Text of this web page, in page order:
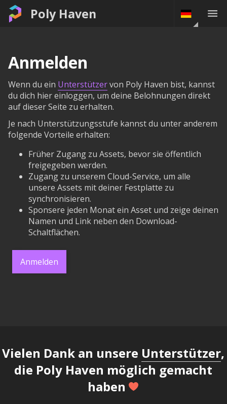
Poly Haven
Anmelden
Wenn du ein Unterstützervon Poly Haven bist, kannst
du dich hier einloggen, um deine Belohnungen direkt
auf dieser Seite zu erhalten.
Je nach Unterstützungsstufe kannst du unter anderem
folgende Vorteile erhalten:
Früher Zugang zu Assets, bevor sie öffentlich
freigegeben werden.
Zugang zu unserem Cloud-Service, um alle
unsere Assets mit deiner Festplatte zu
synchronisieren.
Sponsere jeden Monat ein Asset und zeige deinen
Namen und Link neben den Download-
Schaltflächen.
Anmelden
Vielen Dank an unsere Unterstützer,
die Poly Haven möglich gemacht
haben